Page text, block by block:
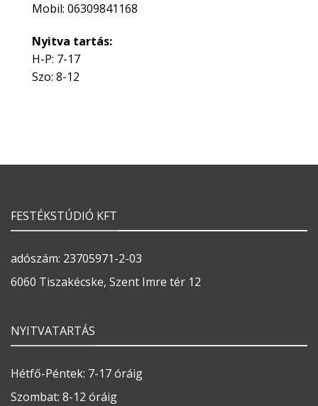
Mobil: 06309841168
Nyitva tartás:
H-P: 7-17
Szo: 8-12
FESTÉKSTÚDIÓ KFT
adószám: 23705971-2-03
6060 Tiszakécske, Szent Imre tér 12
NYITVATARTÁS
Hétfő-Péntek: 7-17 óráig
Szombat: 8-12 óráig